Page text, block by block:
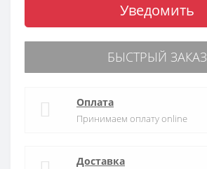
Уведомить
БЫСТРЫЙ ЗАКАЗ
Оплата
Принимаем оплату online
Доставка